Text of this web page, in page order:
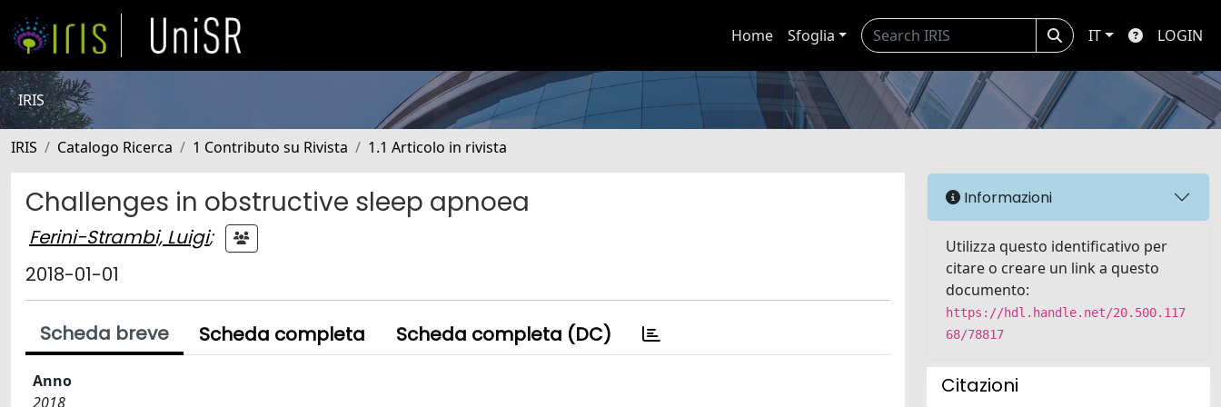
Home Sfoglia IT LOGIN
IRIS
IRIS Catalogo Ricerca 1 Contributo su Rivista 1.1 Articolo in rivista
Challenges in obstructive sleep apnoea
Ferini-Strambi, Luigi;
2018-01-01
Scheda breve Scheda completa Scheda completa (DC)
Anno
2018
Informazioni
Utilizza questo identificativo per
citare o creare un link a questo
documento:
https://hdl.handle.net/20.500.117
68/78817
Citazioni